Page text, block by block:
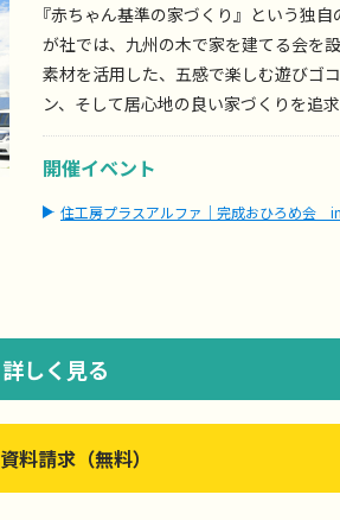
『赤ちゃん基準の家づくり』という独
が社では、九州の木で家を建てる会を
素材を活用した、五感で楽しむ遊びゴ
ン、そして居心地の良い家づくりを追
開催イベント
住工房プラスアルファ｜完成おひろめ会
詳しく見る
資料請求（無料）